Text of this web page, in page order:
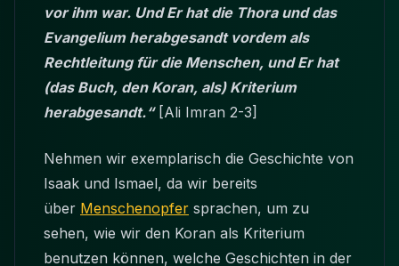
vor ihm war. Und Er hat die Thora und das
Evangelium herabgesandt vordem als
Rechtleitung für die Menschen, und Er hat
(das Buch, den Koran, als) Kriterium
herabgesandt.“[Ali Imran 2-3]
Nehmen wir exemplarisch die Geschichte von
Isaak und Ismael, da wir bereits
über Menschenopfer sprachen, um zu
sehen, wie wir den Koran als Kriterium
benutzen können, welche Geschichten in der